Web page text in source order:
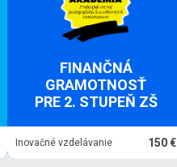
FINANČNÁ
GRAMOTNOSŤ
PRE 2. STUPEŇ ZŠ
Inovačné vzdelávanie 150 €